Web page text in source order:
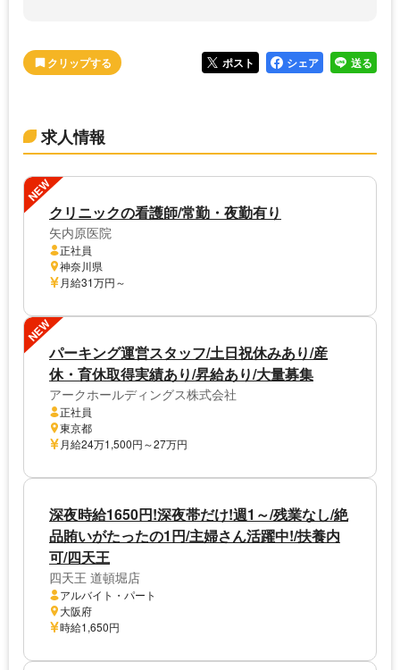
ポスト シェア 送る
求人情報
NEW
クリニックの看護師/常勤・夜勤有り
矢内原医院
正社員
神奈川県
月給31万円～
NEW
パーキング運営スタッフ/土日祝休みあり/産
休・育休取得実績あり/昇給あり/大量募集
アークホールディングス株式会社
正社員
東京都
月給24万1,500円～27万円
深夜時給1650円!深夜帯だけ!週1～/残業なし/絶
品賄いがたったの1円/主婦さん活躍中!/扶養内
可/四天王
四天王 道頓堀店
アルバイト・パート
大阪府
時給1,650円